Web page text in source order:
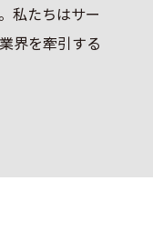
私たちはサー
界を牽引する